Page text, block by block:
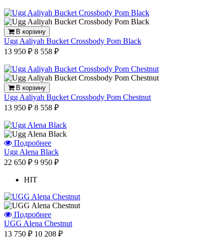
В корзину
Ugg Aaliyah Bucket Crossbody Pom Black
13 950 ₽ 8 558 ₽
В корзину
Ugg Aaliyah Bucket Crossbody Pom Chestnut
13 950 ₽ 8 558 ₽
Подробнее
Ugg Alena Black
22 650 ₽ 9 950 ₽
HIT
Подробнее
UGG Alena Chestnut
13 750 ₽ 10 208 ₽